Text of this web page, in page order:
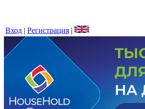
Вход | Регистрация |